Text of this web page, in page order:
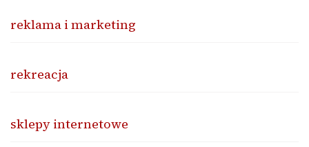
reklama i marketing
rekreacja
sklepy internetowe